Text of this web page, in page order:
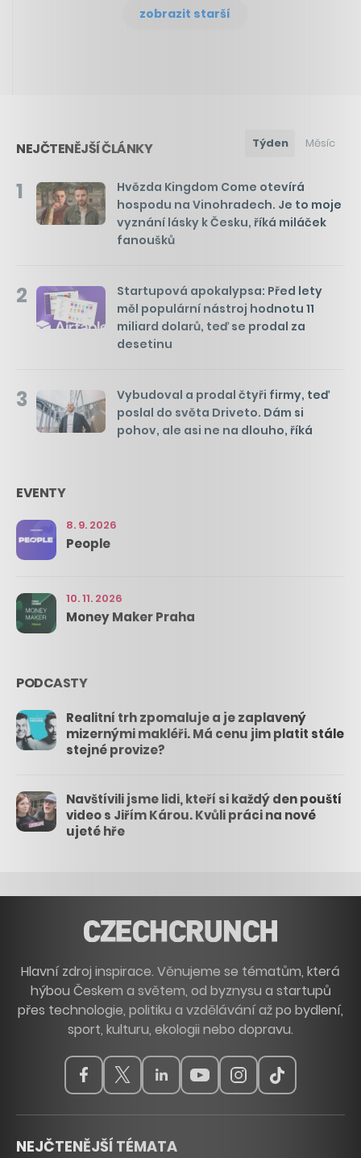
zobrazit starší
NEJČTENĚJŠÍ ČLÁNKY Týden Měsíc
1
Hvězda Kingdom Come otevírá
hospodu na Vinohradech. Je to moje
vyznání lásky k Česku, říká miláček
fanoušků
2
Startupová apokalypsa: Před lety
měl populární nástroj hodnotu 11
miliard dolarů, teď se prodal za
desetinu
3
Vybudoval a prodal čtyři firmy, teď
poslal do světa Driveto. Dám si
pohov, ale asi ne na dlouho, říká
EVENTY
8. 9. 2026
People
10. 11. 2026
Money Maker Praha
PODCASTY
Realitní trh zpomaluje a je zaplavený
mizernými makléři. Má cenu jim platit stále
stejné provize?
Navštívili jsme lidi, kteří si každý den pouští
video s Jiřím Károu. Kvůli práci na nové
ujeté hře
Hlavní zdroj inspirace. Věnujeme se tématům, která
hýbou Českem a světem, od byznysu a startupů
přes technologie, politiku a vzdělávání až po bydlení,
sport, kulturu, ekologii nebo dopravu.
NEJČTENĚJŠÍ TÉMATA